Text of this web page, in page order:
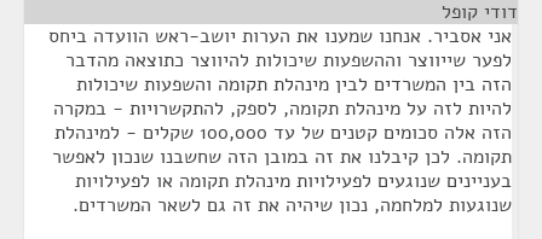
דודי קופל
אני אסביר. אנחנו שמענו את הערות יושב-ראש הוועדה ביחס
לפער שייווצר וההשפעות שיכולות להיווצר כתוצאה מהדבר
הזה בין המשרדים לבין מינהלת תקומה והשפעות שיכולות
להיות לזה על מינהלת תקומה, לספק, להתקשרויות - במקרה
הזה אלה סכומים קטנים של עד 100,000 שקלים - למינהלת
תקומה. לכן קיבלנו את זה במובן הזה שחשבנו שנכון לאפשר
בעניינים שנוגעים לפעילויות מינהלת תקומה או לפעילויות
שנוגעות למלחמה, נכון שיהיה את זה גם לשאר המשרדים.